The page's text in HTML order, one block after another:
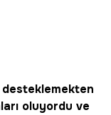
oluyordu ve